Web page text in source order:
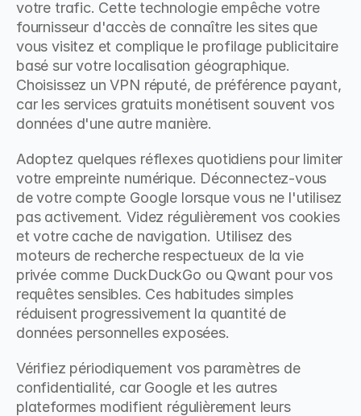
votre trafic. Cette technologie empêche votre
fournisseur d'accès de connaître les sites que
vous visitez et complique le profilage publicitaire
basé sur votre localisation géographique.
Choisissez un VPN réputé, de préférence payant,
car les services gratuits monétisent souvent vos
données d'une autre manière.
Adoptez quelques réflexes quotidiens pour limiter
votre empreinte numérique. Déconnectez-vous
de votre compte Google lorsque vous ne l'utilisez
pas activement. Videz régulièrement vos cookies
et votre cache de navigation. Utilisez des
moteurs de recherche respectueux de la vie
privée comme DuckDuckGo ou Qwant pour vos
requêtes sensibles. Ces habitudes simples
réduisent progressivement la quantité de
données personnelles exposées.
Vérifiez périodiquement vos paramètres de
confidentialité, car Google et les autres
plateformes modifient régulièrement leurs